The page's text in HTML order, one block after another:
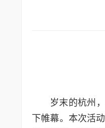
岁末的杭州
下帷幕。本次活